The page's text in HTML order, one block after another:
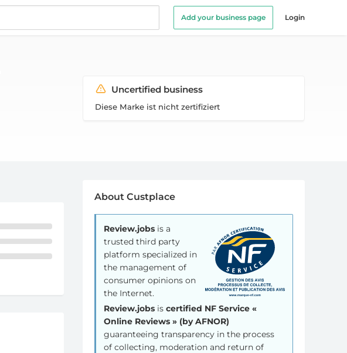
Add your business page Login
Uncertified business
Diese Marke ist nicht zertifiziert
About Custplace
Review.jobs is a
trusted third party
platform specialized in
the management of
consumer opinions on
the Internet.
Review.jobs iscertified NF Service «
Online Reviews » (by AFNOR)
guaranteeing transparency in the process
of collecting, moderation and return of